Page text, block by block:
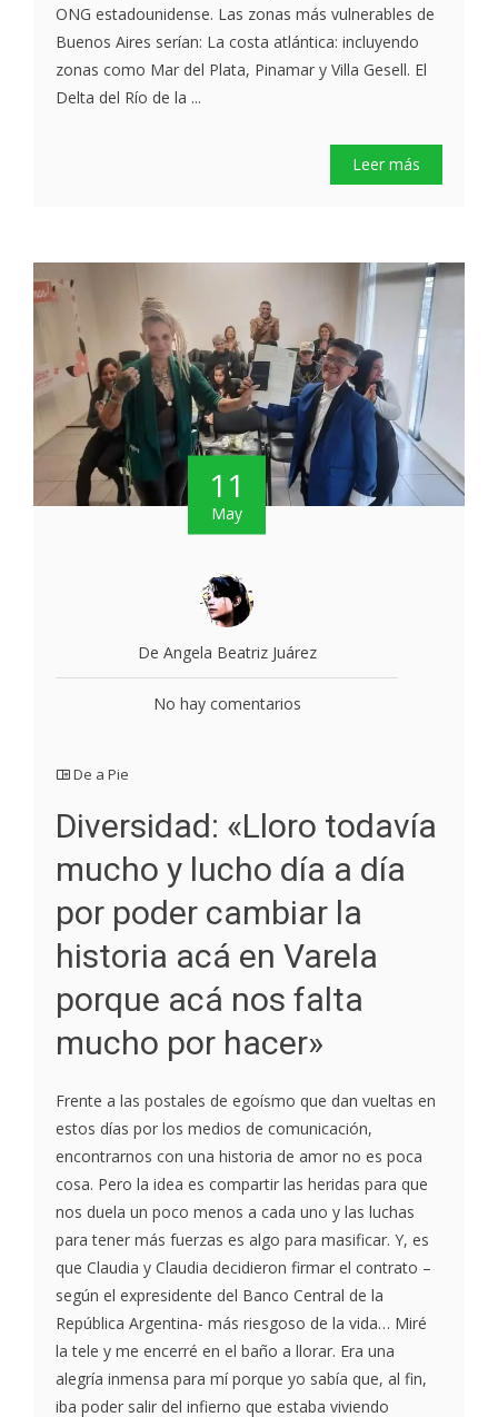
ONG estadounidense. Las zonas más vulnerables de
Buenos Aires serían: La costa atlántica: incluyendo
zonas como Mar del Plata, Pinamar y Villa Gesell. El
Delta del Río de la ...
Leer más
11
May
De Angela Beatriz Juárez
No hay comentarios
De a Pie
Diversidad: «Lloro todavía
mucho y lucho día a día
por poder cambiar la
historia acá en Varela
porque acá nos falta
mucho por hacer»
Frente a las postales de egoísmo que dan vueltas en
estos días por los medios de comunicación,
encontrarnos con una historia de amor no es poca
cosa. Pero la idea es compartir las heridas para que
nos duela un poco menos a cada uno y las luchas
para tener más fuerzas es algo para masificar. Y, es
que Claudia y Claudia decidieron firmar el contrato –
según el expresidente del Banco Central de la
República Argentina- más riesgoso de la vida… Miré
la tele y me encerré en el baño a llorar. Era una
alegría inmensa para mí porque yo sabía que, al fin,
iba poder salir del infierno que estaba viviendo